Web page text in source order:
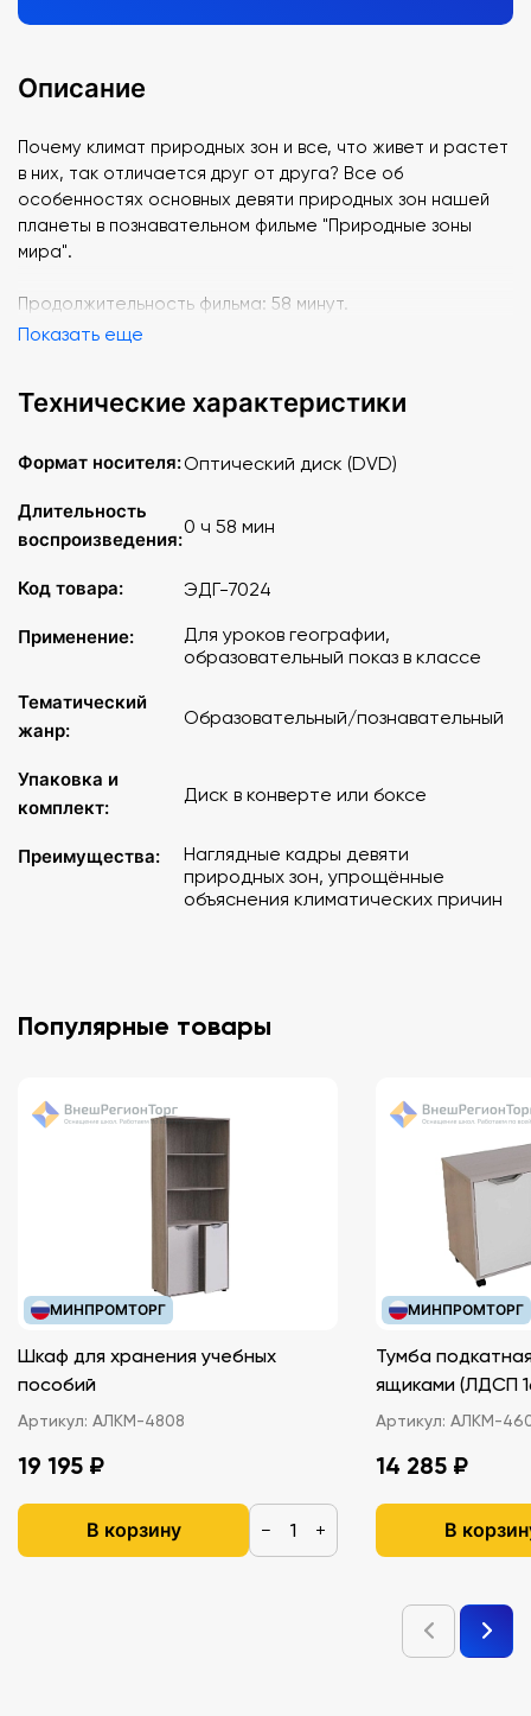
Описание
Почему климат природных зон и все, что живет и растет
в них, так отличается друг от друга? Все об
особенностях основных девяти природных зон нашей
планеты в познавательном фильме "Природные зоны
мира".
Продолжительность фильма: 58 минут.
Показать еще
Технические характеристики
Формат носителя:Оптический диск (DVD)
Длительность
воспроизведения:
0 ч 58 мин
Код товара: ЭДГ-7024
Применение:
Для уроков географии,
образовательный показ в классе
Тематический
жанр:
Образовательный/познавательный
Упаковка и
комплект:
Диск в конверте или боксе
Преимущества:
Наглядные кадры девяти
природных зон, упрощённые
объяснения климатических причин
Популярные товары
МИНПРОМТОРГ
Шкаф для хранения учебных
пособий
Артикул: АЛКМ-4808
19 195 ₽
В корзину − +
МИНПРОМТОРГ
Тумба
ящиками
Артикул: АЛКМ-
14 285 ₽
В